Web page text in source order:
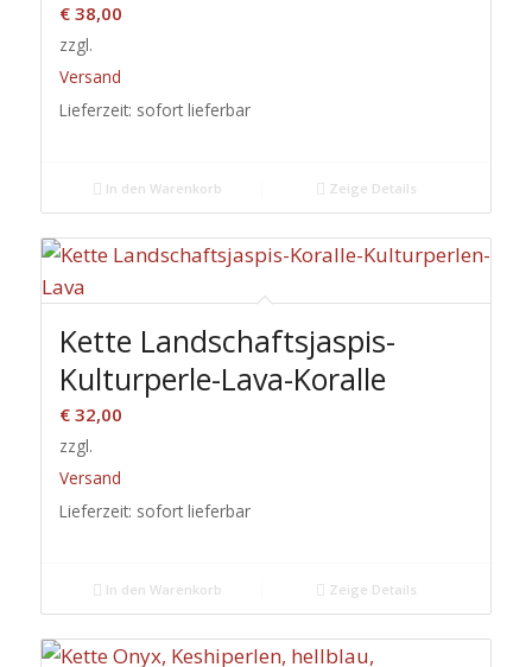
€38,00
zzgl.
Versand
Lieferzeit: sofort lieferbar
In den Warenkorb Zeige Details
Kette Landschaftsjaspis-
Kulturperle-Lava-Koralle
€32,00
zzgl.
Versand
Lieferzeit: sofort lieferbar
In den Warenkorb Zeige Details